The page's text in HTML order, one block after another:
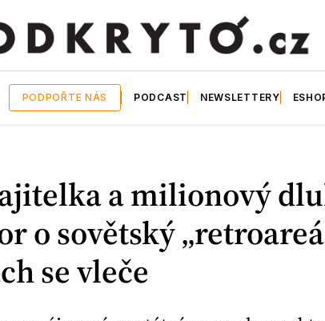
PODPOŘTE NÁS PODCAST NEWSLETTERY
a milionový
o sovětský
se vleče